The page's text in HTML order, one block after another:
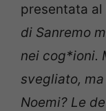
presentata al
di Sanremo
nei cog*ioni.
svegliato,
Noemi? Le